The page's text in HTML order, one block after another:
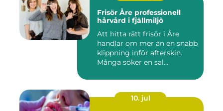
Frisör Åre professionell
hårvård i fjällmiljö
Att hitta rätt frisör i Åre
handlar om mer än en snabb
klippning inför afterskin.
Många söker en sal...
10. jul